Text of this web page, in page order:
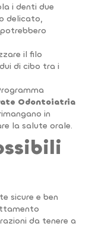
i denti due
delicato,
il filo
di cibo tra i
Odontoiatria
in
la salute orale.
sicure e ben
da tenere a